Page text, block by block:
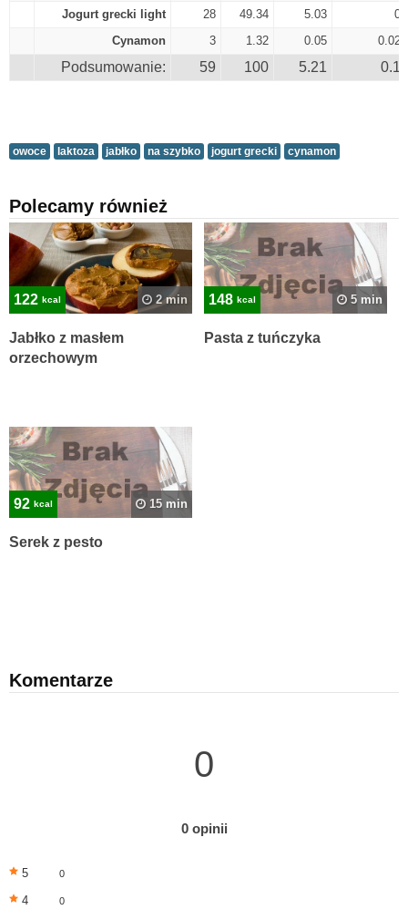
Jogurt grecki light 28 49.34 5.03
0
Cynamon
3 1.32 0.05 0.02
Podsumowanie: 59 100 5.21 0.1
owoce laktoza jabłko na szybko jogurt grecki cynamon
Polecamy również
122 kcal 2 min
Jabłko z masłem
orzechowym
148 kcal 5 min
Pasta z tuńczyka
92 kcal 15 min
Serek z pesto
Komentarze
0
0 opinii
5 0
4 0